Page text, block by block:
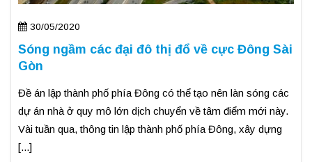
30/05/2020
Sóng ngầm các đại đô thị đổ về cực Đông Sài
Gòn
Đề án lập thành phố phía Đông có thể tạo nên làn sóng các
dự án nhà ở quy mô lớn dịch chuyển về tâm điểm mới này.
Vài tuần qua, thông tin lập thành phố phía Đông, xây dựng
[...]